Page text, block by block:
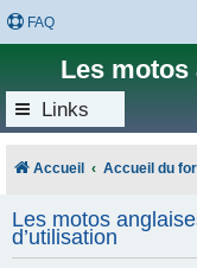
FAQ
Les motos
Links
Accueil Accueil du
Les motos
d’utilisation